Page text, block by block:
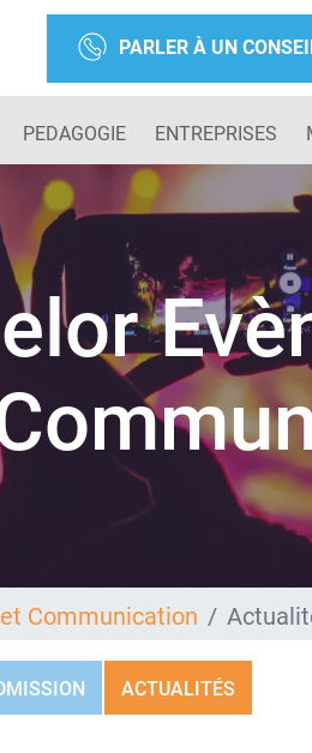
PARLER À UN
PEDAGOGIE ENTREPRISES
Communication
ACTUALITÉS